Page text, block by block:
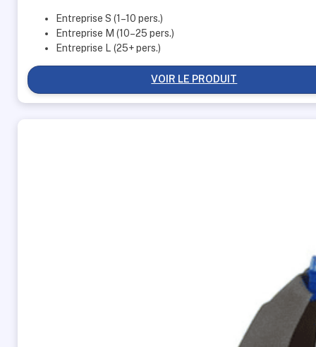
Entreprise S (1–10 pers.)
Entreprise M (10–25 pers.)
Entreprise L (25+ pers.)
VOIR LE PRODUIT